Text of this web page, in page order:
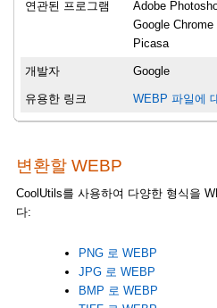
연관된 프로그램
Adobe
Google Chrome
Picasa
개발자 Google
유용한 링크 WEBP 파일에
변환할 WEBP
CoolUtils를 사용하여 다양한 형식을
다:
PNG 로 WEBP
JPG 로 WEBP
BMP 로 WEBP